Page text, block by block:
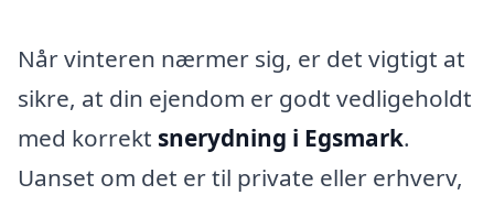
Når vinteren nærmer sig, er det vigtigt at
sikre, at din ejendom er godt vedligeholdt
med korrekt snerydning i Egsmark.
Uanset om det er til private eller erhverv,